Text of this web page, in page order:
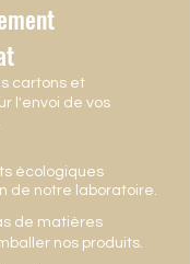
cartons et
l'envoi de vos
écologiques
notre laboratoire.
de matières
nos produits.